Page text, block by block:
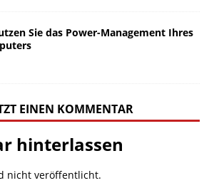
Sie das Power-Management Ihres
EINEN KOMMENTAR
hinterlassen
nicht veröffentlicht.